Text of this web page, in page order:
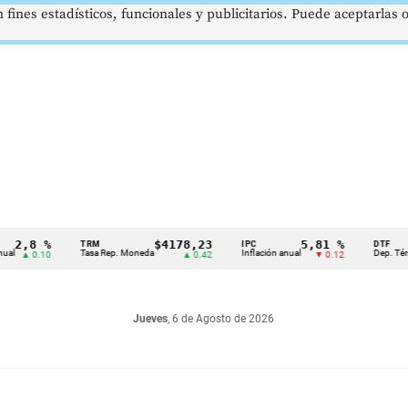
% TRM
Tasa Rep. Moneda
$4178,23
▲ 0.42
IPC
Inflación anual
5,81 %
▼ 0.12
DTF
Dep. Término
Jueves, 6 de Agosto de 2026
estadísticos, funcionales y publicitarios. Puede aceptarlas